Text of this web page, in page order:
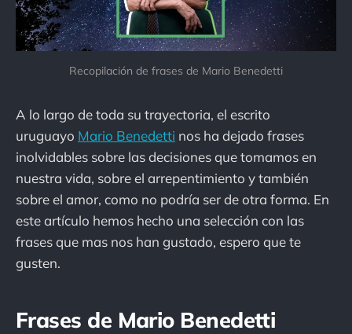
Recopilación de frases de Mario Benedetti
A lo largo de toda su trayectoria, el escrito
uruguayo Mario Benedetti nos ha dejado frases
inolvidables sobre las decisiones que tomamos en
nuestra vida, sobre el arrepentimiento y también
sobre el amor, como no podría ser de otra forma. En
este artículo hemos hecho una selección con las
frases que mas nos han gustado, espero que te
gusten.
Frases de Mario Benedetti